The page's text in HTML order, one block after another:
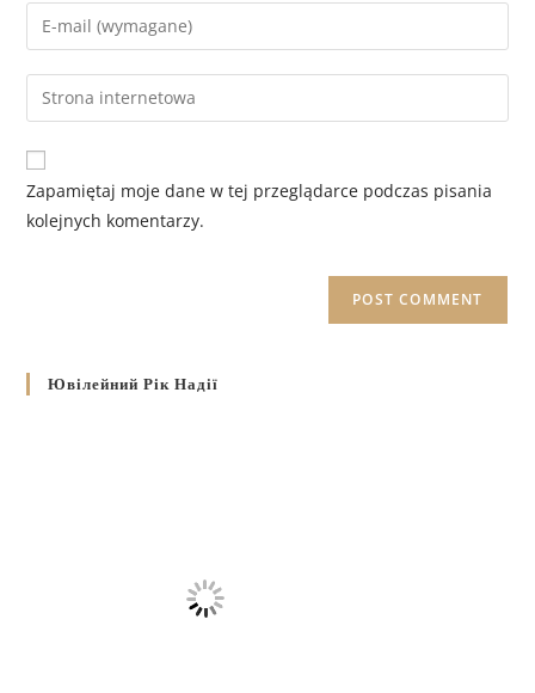
Zapamiętaj moje dane w tej przeglądarce podczas pisania
kolejnych komentarzy.
Ювілейний Рік Надії